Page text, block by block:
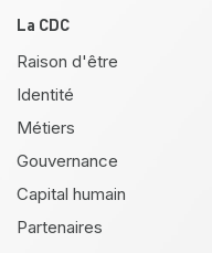
Pied de page
La CDC
Raison d'être
Identité
Métiers
Gouvernance
Capital humain
Partenaires